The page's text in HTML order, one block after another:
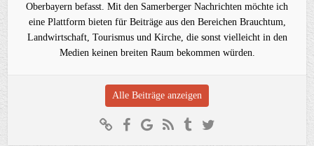
Oberbayern befasst. Mit den Samerberger Nachrichten möchte ich
eine Plattform bieten für Beiträge aus den Bereichen Brauchtum,
Landwirtschaft, Tourismus und Kirche, die sonst vielleicht in den
Medien keinen breiten Raum bekommen würden.
Alle Beiträge anzeigen